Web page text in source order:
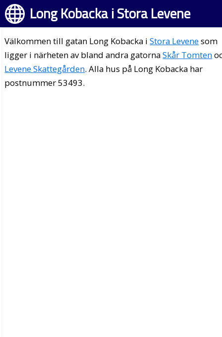
Long Kobacka i Stora Levene
Välkommen till gatan Long Kobacka iStora Levenesom
ligger i närheten av bland andra gatornaSkår Tomten
Levene Skattegården. Alla hus på Long Kobacka har
postnummer 53493.